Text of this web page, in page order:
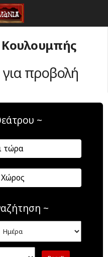
Κουλουμπής
προβολή
~
τώρα
~